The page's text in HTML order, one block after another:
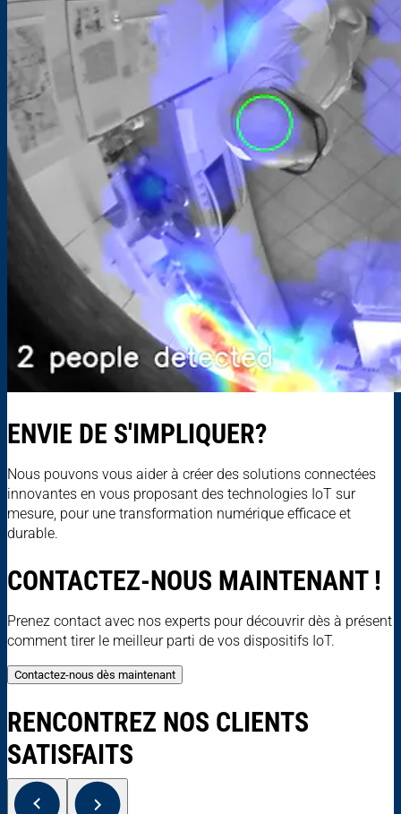
ENVIE DE S'IMPLIQUER?
Nous pouvons vous aider à créer des solutions connectées
innovantes en vous proposant des technologies IoT sur
mesure, pour une transformation numérique efficace et
durable.
CONTACTEZ-NOUS MAINTENANT !
Prenez contact avec nos experts pour découvrir dès à présent
comment tirer le meilleur parti de vos dispositifs IoT.
Contactez-nous dès maintenant
RENCONTREZ NOS CLIENTS
SATISFAITS